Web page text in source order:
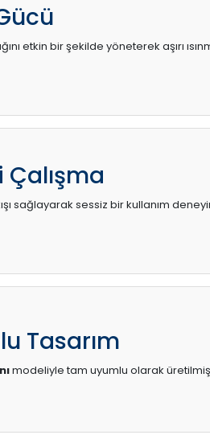
etkin bir şekilde yöneterek aşırı
Çalışma
sağlayarak sessiz bir kullanım
Tasarım
modeliyle tam uyumlu olarak